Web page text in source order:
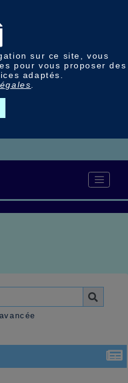
sur ce site, vous
pour vous proposer des
adaptés.